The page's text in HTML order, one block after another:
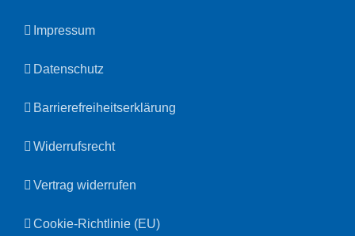
Impressum
Datenschutz
Barrierefreiheitserklärung
Widerrufsrecht
Vertrag widerrufen
Cookie-Richtlinie (EU)